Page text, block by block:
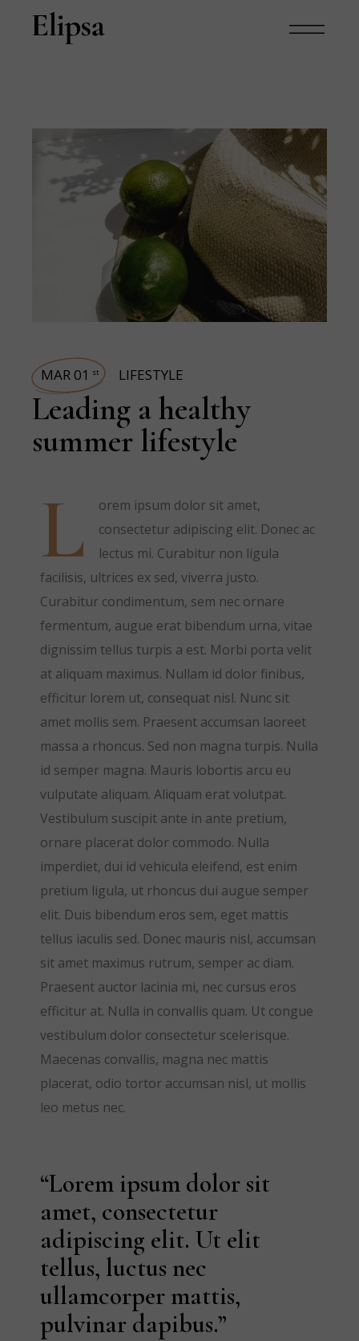
MAR 01 st LIFESTYLE
Leading a healthy
summer lifestyle
L
orem ipsum dolor sit amet,
consectetur adipiscing elit. Donec ac
lectus mi. Curabitur non ligula
facilisis, ultrices ex sed, viverra justo.
Curabitur condimentum, sem nec ornare
fermentum, augue erat bibendum urna, vitae
dignissim tellus turpis a est. Morbi porta velit
at aliquam maximus. Nullam id dolor finibus,
efficitur lorem ut, consequat nisl. Nunc sit
amet mollis sem. Praesent accumsan laoreet
massa a rhoncus. Sed non magna turpis. Nulla
id semper magna. Mauris lobortis arcu eu
vulputate aliquam. Aliquam erat volutpat.
Vestibulum suscipit ante in ante pretium,
ornare placerat dolor commodo. Nulla
imperdiet, dui id vehicula eleifend, est enim
pretium ligula, ut rhoncus dui augue semper
elit. Duis bibendum eros sem, eget mattis
tellus iaculis sed. Donec mauris nisl, accumsan
sit amet maximus rutrum, semper ac diam.
Praesent auctor lacinia mi, nec cursus eros
efficitur at. Nulla in convallis quam. Ut congue
vestibulum dolor consectetur scelerisque.
Maecenas convallis, magna nec mattis
placerat, odio tortor accumsan nisl, ut mollis
leo metus nec.
“Lorem ipsum dolor sit
amet, consectetur
adipiscing elit. Ut elit
tellus, luctus nec
ullamcorper mattis,
pulvinar dapibus.”